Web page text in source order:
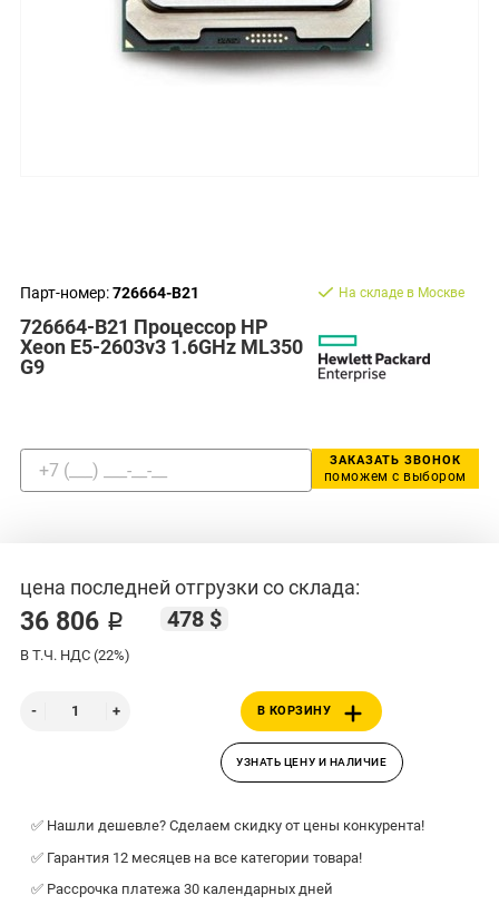
Парт-номер:726664-B21
726664-B21 Процессор HP
Xeon E5-2603v3 1.6GHz ML350
G9
На складе в Москве
ЗАКАЗАТЬ ЗВОНОК
поможем с выбором
цена последней отгрузки со склада:
36 806 ₽ 478 $
В Т.Ч. НДС (22%)
В КОРЗИНУ
УЗНАТЬ ЦЕНУ И НАЛИЧИЕ
✅ Нашли дешевле? Сделаем скидку от цены конкурента!
✅ Гарантия 12 месяцев на все категории товара!
✅ Рассрочка платежа 30 календарных дней